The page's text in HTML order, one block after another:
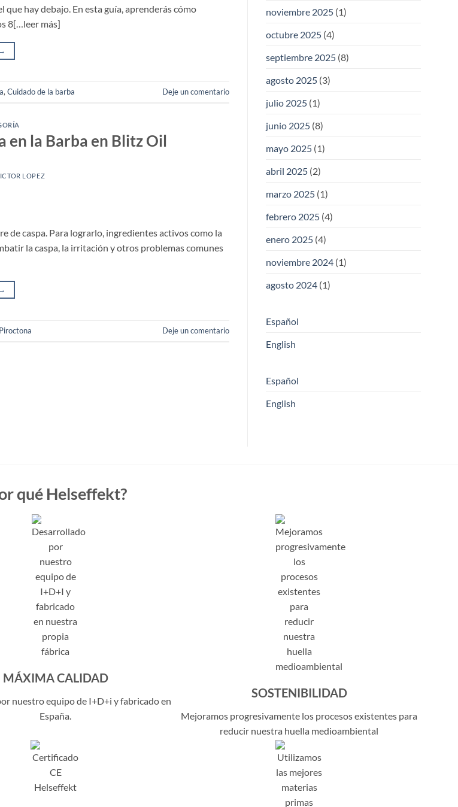
hay debajo. En esta guía, aprenderás cómo
8[…leer más]
→
, Cuidado de la barba Deje un comentario
en la Barba en Blitz Oil
LOPEZ
de caspa. Para lograrlo, ingredientes activos como la
la caspa, la irritación y otros problemas comunes
→
Piroctona Deje un comentario
noviembre 2025 (1)
octubre 2025 (4)
septiembre 2025 (8)
agosto 2025 (3)
julio 2025 (1)
junio 2025 (8)
mayo 2025 (1)
abril 2025 (2)
marzo 2025 (1)
febrero 2025 (4)
enero 2025 (4)
noviembre 2024 (1)
agosto 2024 (1)
Español
English
Español
English
qué Helseffekt?
MÁXIMA CALIDAD
nuestro equipo de I+D+i y fabricado en
España.
SOSTENIBILIDAD
Mejoramos progresivamente los procesos existentes para
reducir nuestra huella medioambiental